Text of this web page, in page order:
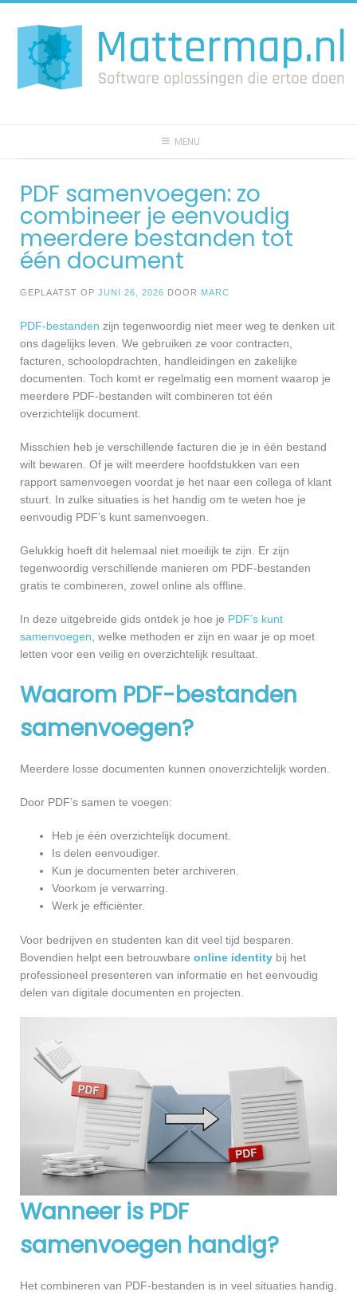
naar
inhoud
MENU
PDF samenvoegen: zo
combineer je eenvoudig
meerdere bestanden tot
één document
GEPLAATST OP JUNI 26, 2026 DOOR MARC
PDF-bestanden zijn tegenwoordig niet meer weg te denken uit
ons dagelijks leven. We gebruiken ze voor contracten,
facturen, schoolopdrachten, handleidingen en zakelijke
documenten. Toch komt er regelmatig een moment waarop je
meerdere PDF-bestanden wilt combineren tot één
overzichtelijk document.
Misschien heb je verschillende facturen die je in één bestand
wilt bewaren. Of je wilt meerdere hoofdstukken van een
rapport samenvoegen voordat je het naar een collega of klant
stuurt. In zulke situaties is het handig om te weten hoe je
eenvoudig PDF’s kunt samenvoegen.
Gelukkig hoeft dit helemaal niet moeilijk te zijn. Er zijn
tegenwoordig verschillende manieren om PDF-bestanden
gratis te combineren, zowel online als offline.
In deze uitgebreide gids ontdek je hoe je PDF’s kunt
samenvoegen , welke methoden er zijn en waar je op moet
letten voor een veilig en overzichtelijk resultaat.
Waarom PDF-bestanden
samenvoegen?
Meerdere losse documenten kunnen onoverzichtelijk worden.
Door PDF’s samen te voegen:
Heb je één overzichtelijk document.
Is delen eenvoudiger.
Kun je documenten beter archiveren.
Voorkom je verwarring.
Werk je efficiënter.
Voor bedrijven en studenten kan dit veel tijd besparen.
Bovendien helpt een betrouwbare online identity bij het
professioneel presenteren van informatie en het eenvoudig
delen van digitale documenten en projecten.
Wanneer is PDF
samenvoegen handig?
Het combineren van PDF-bestanden is in veel situaties handig.